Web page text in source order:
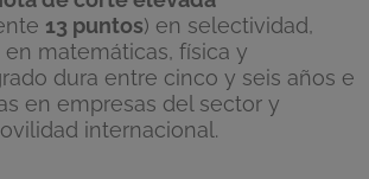
13 puntos) en selectividad,
matemáticas, física y
dura entre cinco y seis años e
en empresas del sector y
internacional.